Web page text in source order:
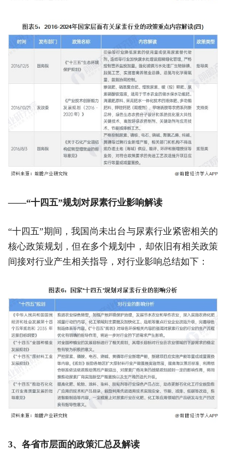
——“十四五”规划对尿素行业影响解读
“十四五”期间，我国尚未出台与尿素行业紧密相关的
核心政策规划，但在多个规划中，却依旧有相关政策
间接对行业产生相关指导，对行业影响总结如下：
3、各省市层面的政策汇总及解读